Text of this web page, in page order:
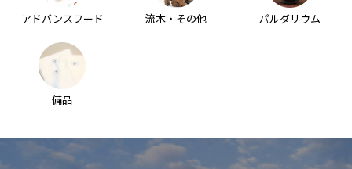
アドバンスフード 流木・その他 パルダリウム
備品